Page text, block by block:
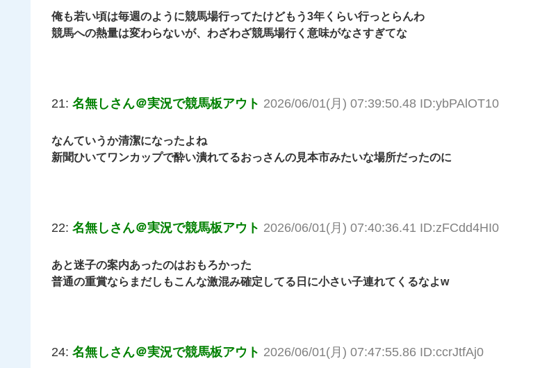
俺も若い頃は毎週のように競馬場行ってたけどもう3年くらい行っとらんわ
競馬への熱量は変わらないが、わざわざ競馬場行く意味がなさすぎてな
21: 名無しさん＠実況で競馬板アウト 2026/06/01(月) 07:39:50.48 ID:ybPAlOT10
なんていうか清潔になったよね
新聞ひいてワンカップで酔い潰れてるおっさんの見本市みたいな場所だったのに
22: 名無しさん＠実況で競馬板アウト 2026/06/01(月) 07:40:36.41 ID:zFCdd4HI0
あと迷子の案内あったのはおもろかった
普通の重賞ならまだしもこんな激混み確定してる日に小さい子連れてくるなよw
24: 名無しさん＠実況で競馬板アウト 2026/06/01(月) 07:47:55.86 ID:ccrJtfAj0